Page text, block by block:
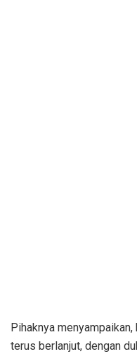
Pihaknya
terus berlanjut, dengan